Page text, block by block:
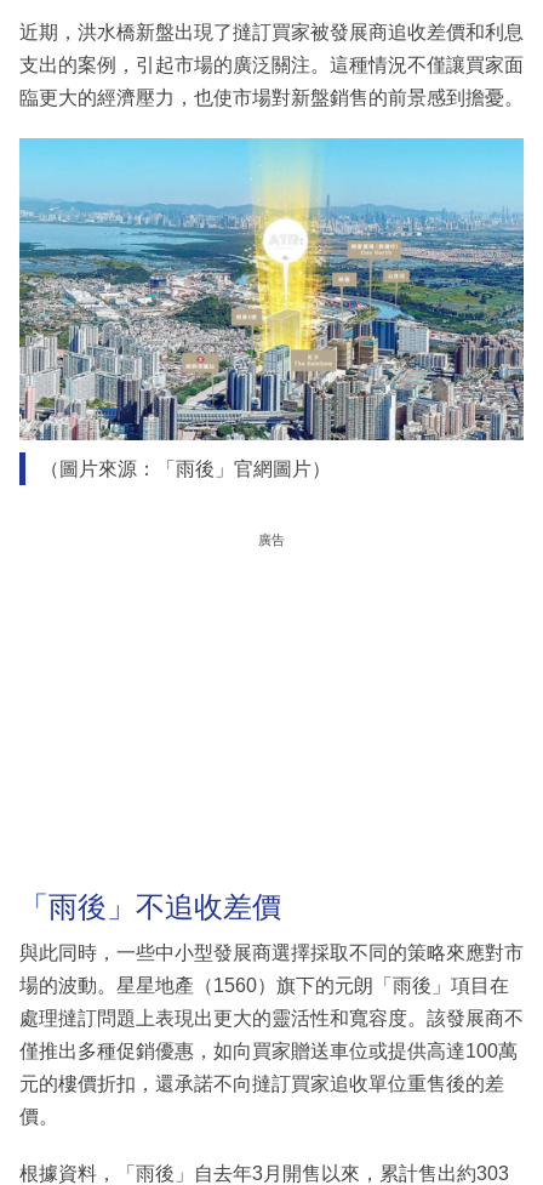
近期，洪水橋新盤出現了撻訂買家被發展商追收差價和利息
支出的案例，引起市場的廣泛關注。這種情況不僅讓買家面
臨更大的經濟壓力，也使市場對新盤銷售的前景感到擔憂。
（圖片來源：「雨後」官網圖片）
廣告
「雨後」不追收差價
與此同時，一些中小型發展商選擇採取不同的策略來應對市
場的波動。星星地產（1560）旗下的元朗「雨後」項目在
處理撻訂問題上表現出更大的靈活性和寬容度。該發展商不
僅推出多種促銷優惠，如向買家贈送車位或提供高達100萬
元的樓價折扣，還承諾不向撻訂買家追收單位重售後的差
價。
根據資料，「雨後」自去年3月開售以來，累計售出約303